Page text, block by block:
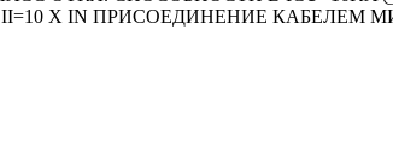
X IN ПРИСОЕДИНЕНИЕ КАБЕЛЕМ